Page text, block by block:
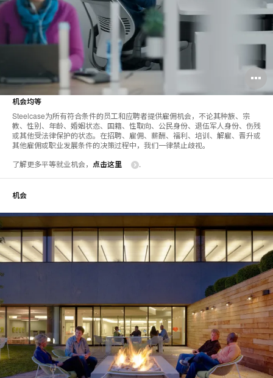
机会均等
Steelcase为所有符合条件的员工和应聘者提供雇佣机会，不论其种族、宗
教、性别、年龄、婚姻状态、国籍、性取向、公民身份、退伍军人身份、伤残
或其他受法律保护的状态。在招聘、雇佣、薪酬、福利、培训、解雇、晋升或
其他雇佣或职业发展条件的决策过程中，我们一律禁止歧视。
了解更多平等就业机会， 点击这里 .
机会